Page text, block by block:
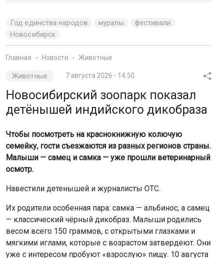
Год единства народов муралы
фестивали
Новосибирск
Главная Новости Животные
Животные 7 августа 2026 - 14:50
Новосибирский зоопарк показал
детёнышей индийского дикобраза
Чтобы посмотреть на краснокнижную колючую
семейку, гости съезжаются из разных регионов страны.
Малыши — самец и самка — уже прошли ветеринарный
осмотр.
Навестили детенышей и журналисты ОТС.
Их родители особенная пара: самка — альбинос, а самец
— классический чёрный дикобраз. Малыши родились
весом всего 150 граммов, с открытыми глазками и
мягкими иглами, которые с возрастом затвердеют. Они
уже с интересом пробуют «взрослую» пищу. 10 августа